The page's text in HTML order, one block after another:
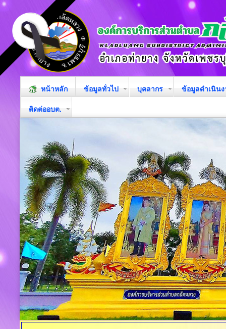
หน้าหลัก ข้อมูลทั่วไป บุคลากร ข้อมูลดำเนิน
ติดต่ออบต.